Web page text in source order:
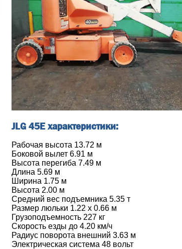
JLG 45E характеристики:
Рабочая высота 13.72 м
Боковой вылет 6.91 м
Высота перегиба 7.49 м
Длина 5.69 м
Ширина 1.75 м
Высота 2.00 м
Средний вес подъемника 5.35 т
Размер люльки 1.22 х 0.66 м
Грузоподъемность 227 кг
Скорость езды до 4.20 км/ч
Радиус поворота внешний 3.63 м
Электрическая система 48 вольт